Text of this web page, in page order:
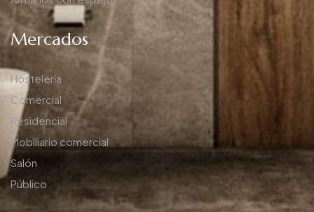
Mercados
Hostelería
Comercial
Residencial
Mobiliario comercial
Salón
Público